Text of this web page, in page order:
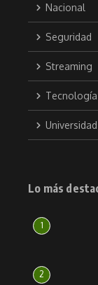
Nacional
Seguridad
Streaming
Tecnología
Universidad
Lo más
1
2